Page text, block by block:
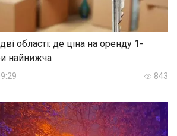
області: де ціна на оренду 1-
найнижча
843